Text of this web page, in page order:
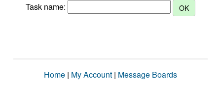
Task name:
Home | My Account | Message Boards